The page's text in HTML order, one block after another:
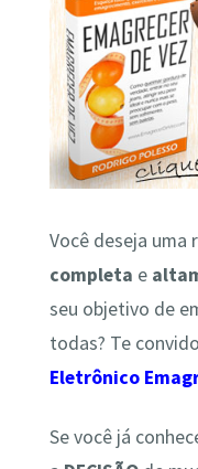
Você deseja uma
completa e
seu objetivo de
todas? Te
Eletrônico
Se você já